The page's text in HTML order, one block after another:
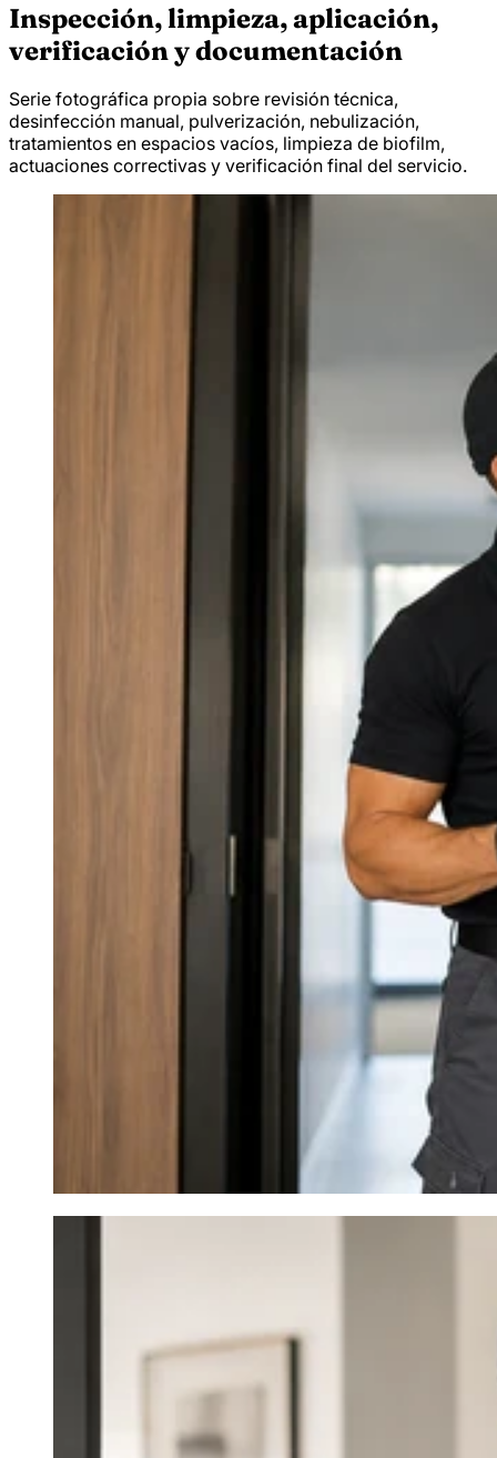
Inspección, limpieza, aplicación,
verificación y documentación
Serie fotográfica propia sobre revisión técnica,
desinfección manual, pulverización, nebulización,
tratamientos en espacios vacíos, limpieza de biofilm,
actuaciones correctivas y verificación final del servicio.